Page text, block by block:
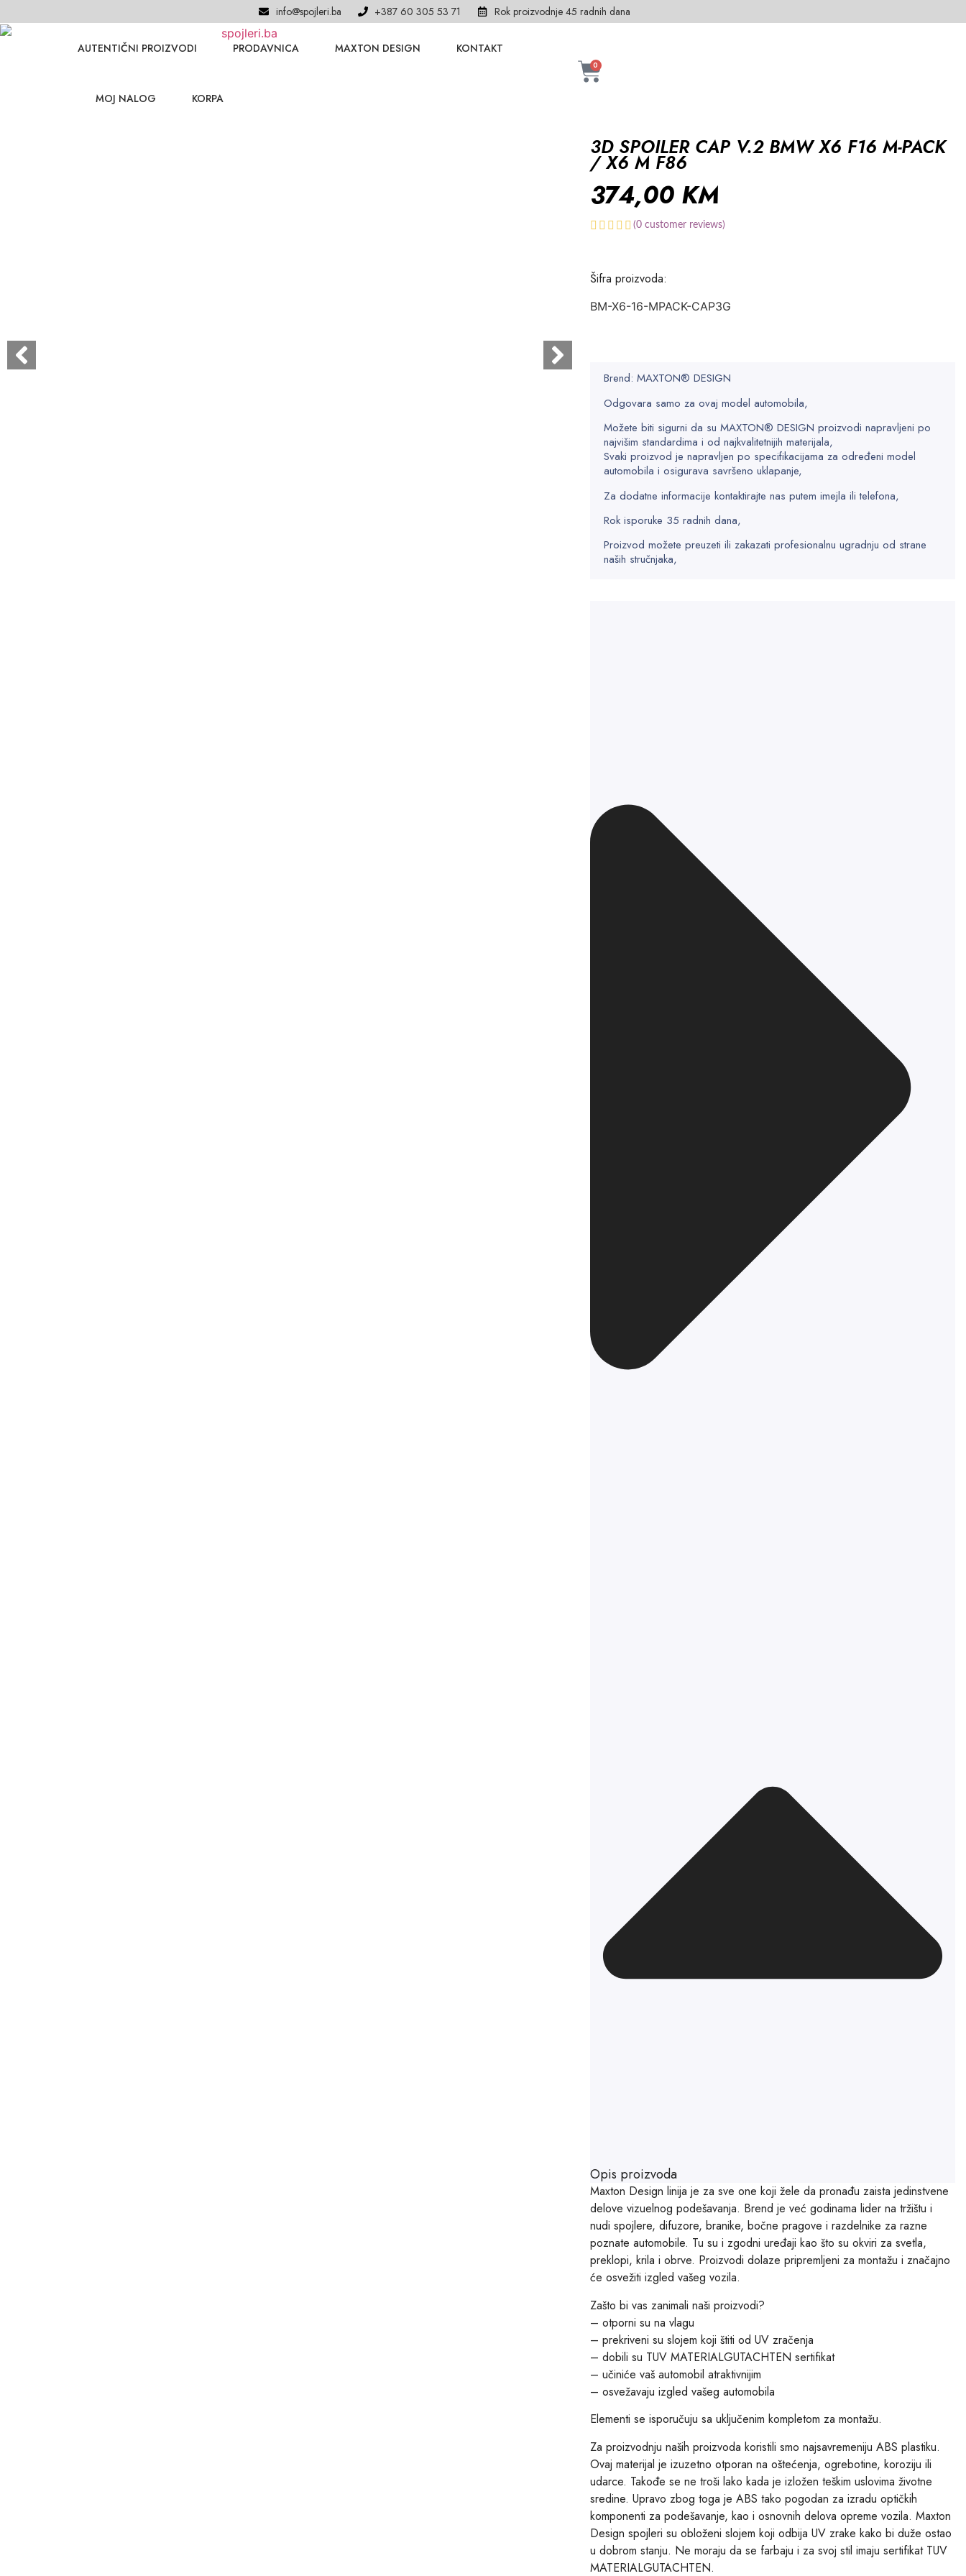
info@spojleri.ba +387 60 305 53 71 Rok proizvodnje 45 radnih dana
AUTENTIČNI PROIZVODI PRODAVNICA MAXTON DESIGN KONTAKT
MOJ NALOG KORPA
0
3D SPOILER CAP V.2 BMW X6 F16 M-PACK
/ X6 M F86
374,00 KM
(0 customer reviews)
Šifra proizvoda:
BM-X6-16-MPACK-CAP3G
Brend: MAXTON® DESIGN
Odgovara samo za ovaj model automobila,
Možete biti sigurni da su MAXTON® DESIGN proizvodi napravljeni po
najvišim standardima i od najkvalitetnijih materijala,
Svaki proizvod je napravljen po specifikacijama za određeni model
automobila i osigurava savršeno uklapanje,
Za dodatne informacije kontaktirajte nas putem imejla ili telefona,
Rok isporuke 35 radnih dana,
Proizvod možete preuzeti ili zakazati profesionalnu ugradnju od strane
naših stručnjaka,
Opis proizvoda
Maxton Design linija je za sve one koji žele da pronađu zaista jedinstvene
delove vizuelnog podešavanja. Brend je već godinama lider na tržištu i
nudi spojlere, difuzore, branike, bočne pragove i razdelnike za razne
poznate automobile. Tu su i zgodni uređaji kao što su okviri za svetla,
preklopi, krila i obrve. Proizvodi dolaze pripremljeni za montažu i značajno
će osvežiti izgled vašeg vozila.
Zašto bi vas zanimali naši proizvodi?
– otporni su na vlagu
– prekriveni su slojem koji štiti od UV zračenja
– dobili su TUV MATERIALGUTACHTEN sertifikat
– učiniće vaš automobil atraktivnijim
– osvežavaju izgled vašeg automobila
Elementi se isporučuju sa uključenim kompletom za montažu.
Za proizvodnju naših proizvoda koristili smo najsavremeniju ABS plastiku.
Ovaj materijal je izuzetno otporan na oštećenja, ogrebotine, koroziju ili
udarce. Takođe se ne troši lako kada je izložen teškim uslovima životne
sredine. Upravo zbog toga je ABS tako pogodan za izradu optičkih
komponenti za podešavanje, kao i osnovnih delova opreme vozila. Maxton
Design spojleri su obloženi slojem koji odbija UV zrake kako bi duže ostao
u dobrom stanju. Ne moraju da se farbaju i za svoj stil imaju sertifikat TUV
MATERIALGUTACHTEN.